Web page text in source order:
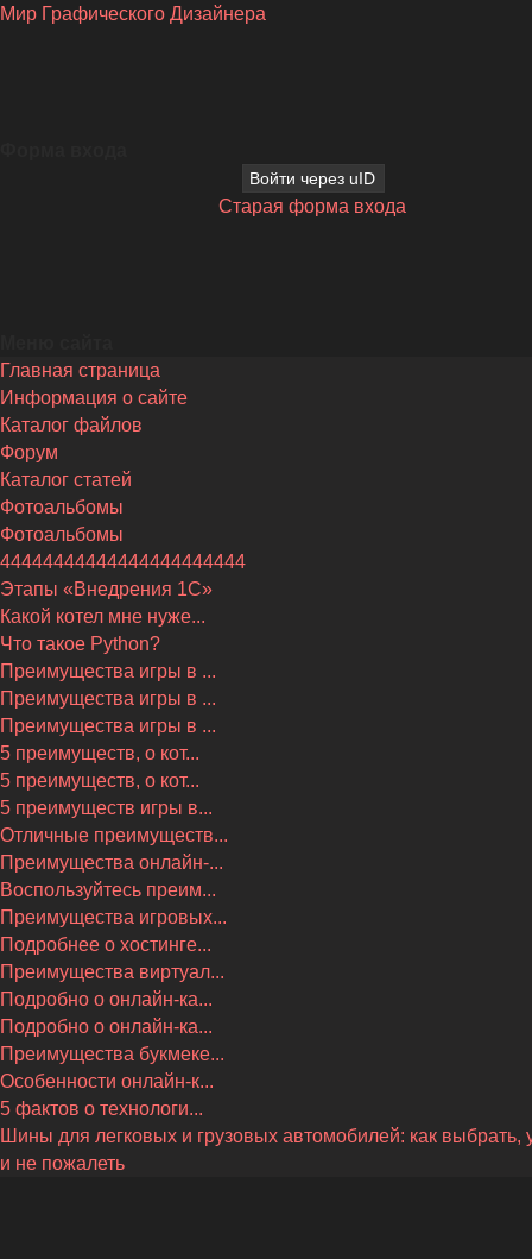
Мир Графического Дизайнера
Войти через uID
Старая форма входа
Главная страница
Информация о сайте
Каталог файлов
Форум
Каталог статей
Фотоальбомы
Фотоальбомы
44444444444444444444444
Этапы «Внедрения 1С»
Какой котел мне нуже...
Что такое Python?
Преимущества игры в ...
Преимущества игры в ...
Преимущества игры в ...
5 преимуществ, о кот...
5 преимуществ, о кот...
5 преимуществ игры в...
Отличные преимуществ...
Преимущества онлайн-...
Воспользуйтесь преим...
Преимущества игровых...
Подробнее о хостинге...
Преимущества виртуал...
Подробно о онлайн-ка...
Подробно о онлайн-ка...
Преимущества букмеке...
Особенности онлайн-к...
5 фактов о технологи...
Шины для легковых и грузовых автомобилей: как выбрать,
и не пожалеть